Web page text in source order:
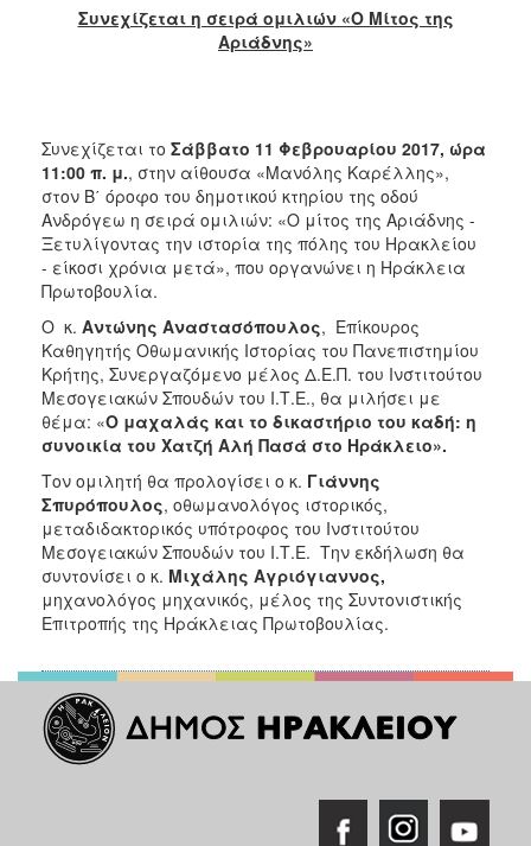
2018
2012
2011
ΔΗΜΟΣ
ΠΟΛΙΤΙΣΜΟΣ
ΑΝΘΕΚΤΙΚΗ
ΠΟΛΗ
Συνεχίζεται η σειρά ομιλιών «Ο Μίτος της
Αριάδνης»
Συνεχίζεται το Σάββατο 11 Φεβρουαρίου 2017, ώρα
11:00 π. μ., στην αίθουσα «Μανόλης Καρέλλης»,
στον Β΄ όροφο του δημοτικού κτηρίου της οδού
Ανδρόγεω η σειρά ομιλιών: «Ο μίτος της Αριάδνης -
Ξετυλίγοντας την ιστορία της πόλης του Ηρακλείου
- είκοσι χρόνια μετά», που οργανώνει η Ηράκλεια
Πρωτοβουλία.
Ο κ. Αντώνης Αναστασόπουλος, Επίκουρος
Καθηγητής Οθωμανικής Ιστορίας του Πανεπιστημίου
Κρήτης, Συνεργαζόμενο μέλος Δ.Ε.Π. του Ινστιτούτου
Μεσογειακών Σπουδών του Ι.Τ.Ε., θα μιλήσει με
θέμα: «Ο μαχαλάς και το δικαστήριο του καδή: η
συνοικία του Χατζή Αλή Πασά στο Ηράκλειο».
Τον ομιλητή θα προλογίσει ο κ. Γιάννης
Σπυρόπουλος, οθωμανολόγος ιστορικός,
μεταδιδακτορικός υπότροφος του Ινστιτούτου
Μεσογειακών Σπουδών του Ι.Τ.Ε. Την εκδήλωση θα
συντονίσει ο κ. Μιχάλης Αγριόγιαννος,
μηχανολόγος μηχανικός, μέλος της Συντονιστικής
Επιτροπής της Ηράκλειας Πρωτοβουλίας.